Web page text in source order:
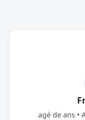
agé de ans •